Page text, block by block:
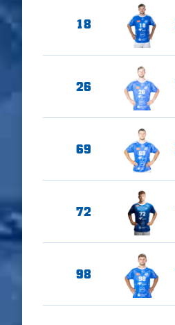
18
26
69
72
98